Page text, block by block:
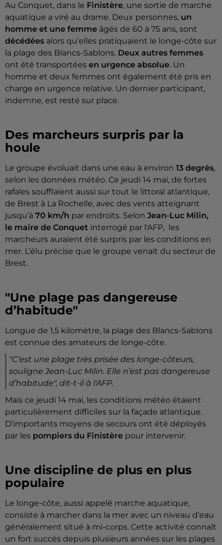
Au Conquet, dans le Finistère, une sortie de marche
aquatique a viré au drame. Deux personnes, un
homme et une femme âgés de 60 à 75 ans, sont
décédées alors qu’elles pratiquaient le longe-côte sur
la plage des Blancs-Sablons. Deux autres femmes
ont été transportées en urgence absolue. Un
homme et deux femmes ont également été pris en
charge en urgence relative. Un dernier participant,
indemne, est resté sur place.
Des marcheurs surpris par la
houle
Le groupe évoluait dans une eau à environ 13 degrés,
selon les données météo. Ce jeudi 14 mai, de fortes
rafales soufflaient aussi sur tout le littoral atlantique,
de Brest à La Rochelle, avec des vents atteignant
jusqu’à 70 km/h par endroits. Selon Jean-Luc Milin,
le maire de Conquet interrogé par l'AFP, les
marcheurs auraient été surpris par les conditions en
mer. L’élu précise que le groupe venait du secteur de
Brest.
"Une plage pas dangereuse
d’habitude"
Longue de 1,5 kilomètre, la plage des Blancs-Sablons
est connue des amateurs de longe-côte.
"C’est une plage très prisée des longe-côteurs,
souligne Jean-Luc Milin. Elle n’est pas dangereuse
d’habitude", dit-t-il à l'AFP.
Mais ce jeudi 14 mai, les conditions météo étaient
particulièrement difficiles sur la façade atlantique.
D’importants moyens de secours ont été déployés
par les pompiers du Finistère pour intervenir.
Une discipline de plus en plus
populaire
Le longe-côte, aussi appelé marche aquatique,
consiste à marcher dans la mer avec un niveau d’eau
généralement situé à mi-corps. Cette activité connaît
un fort succès depuis plusieurs années sur les plages